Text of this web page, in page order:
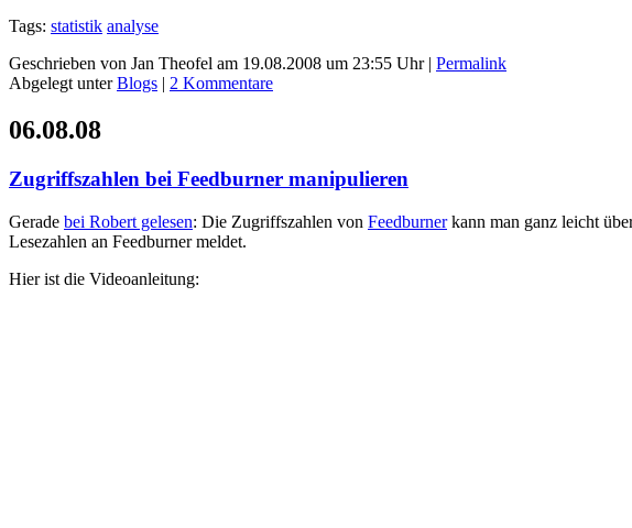
Tags: statistik analyse
Geschrieben von Jan Theofel am 19.08.2008 um 23:55 Uhr | Permalink
Abgelegt unterBlogs | 2 Kommentare
06.08.08
Zugriffszahlen bei Feedburner manipulieren
Gerade bei Robert gelesen: Die Zugriffszahlen von Feedburnerkann man ganz leicht
Lesezahlen an Feedburner meldet.
Hier ist die Videoanleitung: